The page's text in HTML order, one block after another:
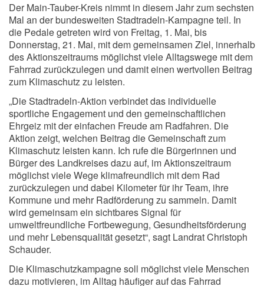
Der Main-Tauber-Kreis nimmt in diesem Jahr zum sechsten
Mal an der bundesweiten Stadtradeln-Kampagne teil. In
die Pedale getreten wird von Freitag, 1. Mai, bis
Donnerstag, 21. Mai, mit dem gemeinsamen Ziel, innerhalb
des Aktionszeitraums möglichst viele Alltagswege mit dem
Fahrrad zurückzulegen und damit einen wertvollen Beitrag
zum Klimaschutz zu leisten.
„Die Stadtradeln-Aktion verbindet das individuelle
sportliche Engagement und den gemeinschaftlichen
Ehrgeiz mit der einfachen Freude am Radfahren. Die
Aktion zeigt, welchen Beitrag die Gemeinschaft zum
Klimaschutz leisten kann. Ich rufe die Bürgerinnen und
Bürger des Landkreises dazu auf, im Aktionszeitraum
möglichst viele Wege klimafreundlich mit dem Rad
zurückzulegen und dabei Kilometer für ihr Team, ihre
Kommune und mehr Radförderung zu sammeln. Damit
wird gemeinsam ein sichtbares Signal für
umweltfreundliche Fortbewegung, Gesundheitsförderung
und mehr Lebensqualität gesetzt“, sagt Landrat Christoph
Schauder.
Die Klimaschutzkampagne soll möglichst viele Menschen
dazu motivieren, im Alltag häufiger auf das Fahrrad